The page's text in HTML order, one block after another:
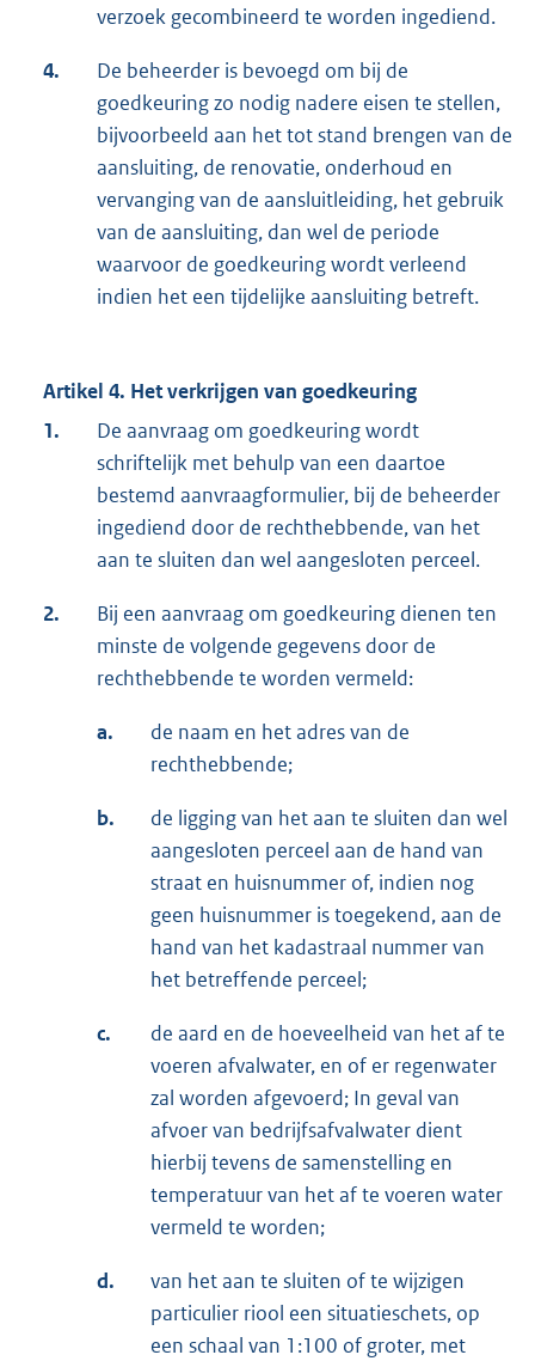
verzoek gecombineerd te worden ingediend.
4.
De beheerder is bevoegd om bij de
goedkeuring zo nodig nadere eisen te stellen,
bijvoorbeeld aan het tot stand brengen van de
aansluiting, de renovatie, onderhoud en
vervanging van de aansluitleiding, het gebruik
van de aansluiting, dan wel de periode
waarvoor de goedkeuring wordt verleend
indien het een tijdelijke aansluiting betreft.
Artikel 4. Het verkrijgen van goedkeuring
1.
De aanvraag om goedkeuring wordt
schriftelijk met behulp van een daartoe
bestemd aanvraagformulier, bij de beheerder
ingediend door de rechthebbende, van het
aan te sluiten dan wel aangesloten perceel.
2.
Bij een aanvraag om goedkeuring dienen ten
minste de volgende gegevens door de
rechthebbende te worden vermeld:
a.
de naam en het adres van de
rechthebbende;
b.
de ligging van het aan te sluiten dan wel
aangesloten perceel aan de hand van
straat en huisnummer of, indien nog
geen huisnummer is toegekend, aan de
hand van het kadastraal nummer van
het betreffende perceel;
c.
de aard en de hoeveelheid van het af te
voeren afvalwater, en of er regenwater
zal worden afgevoerd; In geval van
afvoer van bedrijfsafvalwater dient
hierbij tevens de samenstelling en
temperatuur van het af te voeren water
vermeld te worden;
d.
van het aan te sluiten of te wijzigen
particulier riool een situatieschets, op
een schaal van 1:100 of groter, met